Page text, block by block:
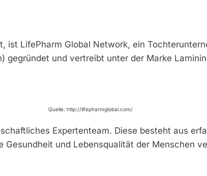
ist LifePharm Global Network, ein
gegründet und vertreibt unter der Marke
Quelle: http://lifepharmglobal.com/
Expertenteam. Diese besteht aus
und Lebensqualität der Menschen